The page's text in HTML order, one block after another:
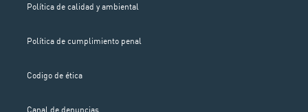
Política de calidad y ambiental
Política de cumplimiento penal
Codigo de ética
Canal de denuncias